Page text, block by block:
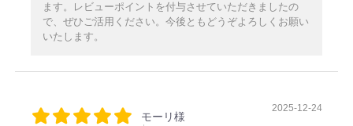
ます。レビューポイントを付与させていただきましたの
で、ぜひご活用ください。今後ともどうぞよろしくお願い
いたします。
モーリ様
2025-12-24